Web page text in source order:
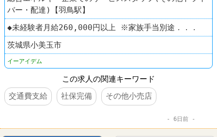
バー・配達)【羽鳥駅】
◆未経験者月給260,000円以上 ※家族手当別途．．．
茨城県小美玉市
イーアイデム
この求人の関連キーワード
交通費支給
社保完備 その他小売店
6日前